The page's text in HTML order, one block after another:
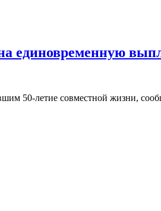
единовременную
50-летие совместной жизни,